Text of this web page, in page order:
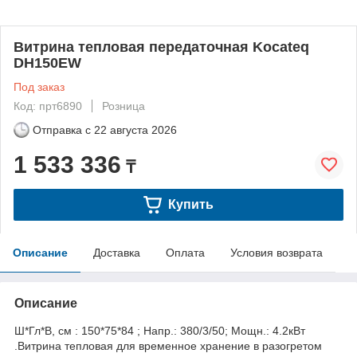
Витрина тепловая передаточная Kocateq
DH150EW
Под заказ
Код: прт6890
Розница
Отправка с 22 августа 2026
1 533 336 ₸
Купить
Описание Доставка Оплата Условия возврата
Описание
Ш*Гл*В, см : 150*75*84 ; Напр.: 380/3/50; Мощн.: 4.2кВт
.Витрина тепловая для временное хранение в разогретом